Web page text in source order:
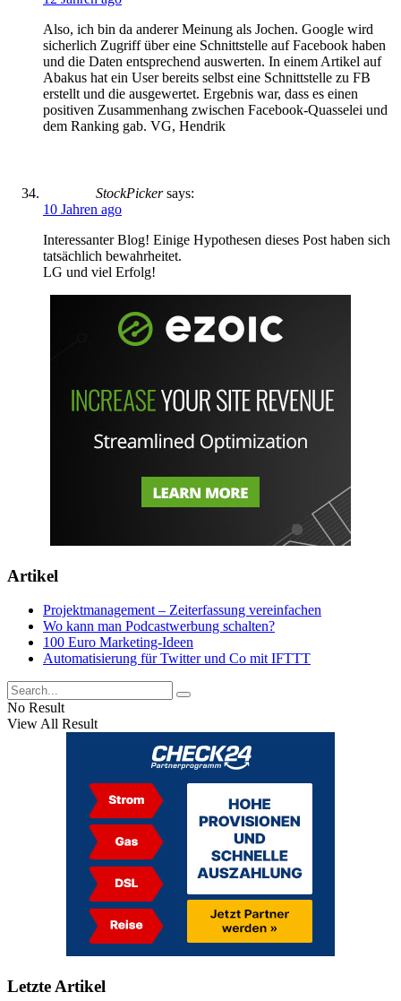
Also, ich bin da anderer Meinung als Jochen. Google wird
sicherlich Zugriff über eine Schnittstelle auf Facebook haben
und die Daten entsprechend auswerten. In einem Artikel auf
Abakus hat ein User bereits selbst eine Schnittstelle zu FB
erstellt und die ausgewertet. Ergebnis war, dass es einen
positiven Zusammenhang zwischen Facebook-Quasselei und
dem Ranking gab. VG, Hendrik
StockPicker says:
10 Jahren ago
Interessanter Blog! Einige Hypothesen dieses Post haben sich
tatsächlich bewahrheitet.
LG und viel Erfolg!
Artikel
Projektmanagement – Zeiterfassung vereinfachen
Wo kann man Podcastwerbung schalten?
100 Euro Marketing-Ideen
Automatisierung für Twitter und Co mit IFTTT
No Result
View All Result
Letzte Artikel